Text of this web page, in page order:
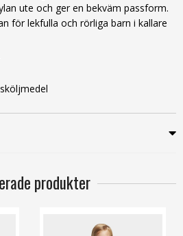
ute och ger en bekväm passform.
för lekfulla och rörliga barn i kallare
produkter